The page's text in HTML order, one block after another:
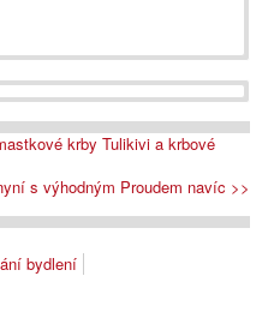
krby Tulikivi a krbové
s výhodným Proudem navíc >>
bydlení